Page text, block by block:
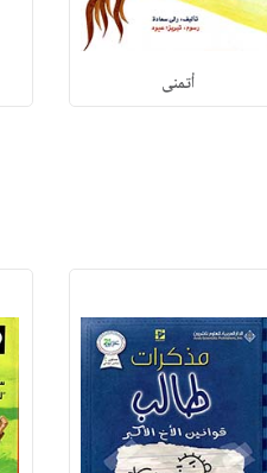
أتمنى